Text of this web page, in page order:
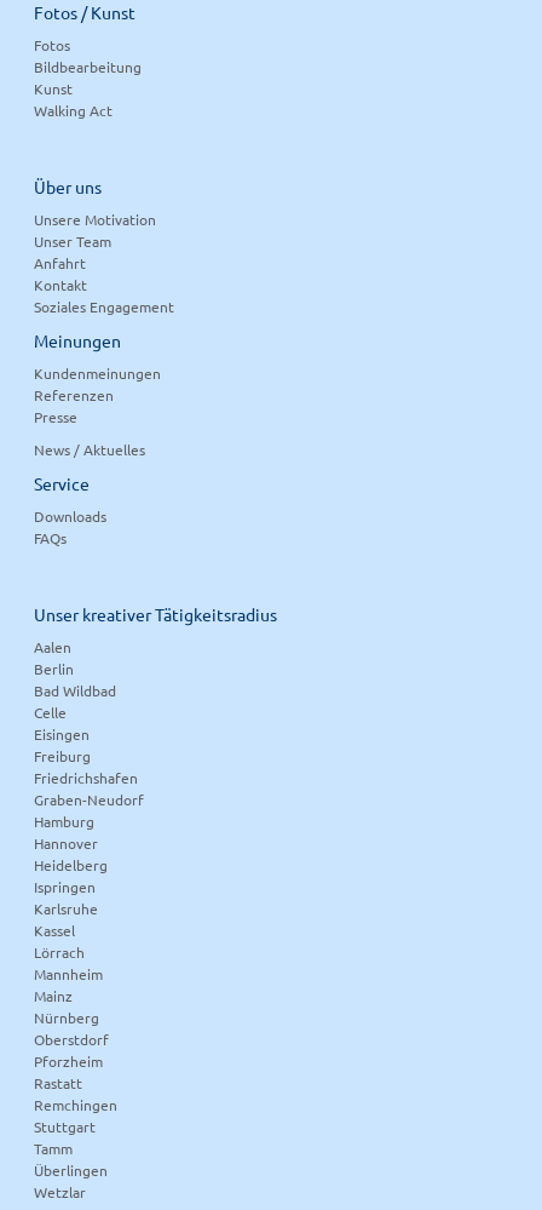
Unser kreativer Tätigkeitsradius
Aalen
Berlin
Bad Wildbad
Celle
Eisingen
Freiburg
Friedrichshafen
Graben-Neudorf
Hamburg
Hannover
Heidelberg
Ispringen
Karlsruhe
Kassel
Lörrach
Mannheim
Mainz
Nürnberg
Oberstdorf
Pforzheim
Rastatt
Remchingen
Stuttgart
Tamm
Überlingen
Wetzlar
Fotos / Kunst
Fotos
Bildbearbeitung
Kunst
Walking Act
Über uns
Unsere Motivation
Unser Team
Anfahrt
Kontakt
Soziales Engagement
Meinungen
Kundenmeinungen
Referenzen
Presse
News / Aktuelles
Service
Downloads
FAQs